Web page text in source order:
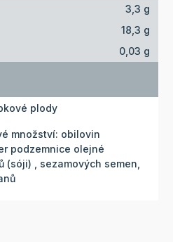
3,3 g
18,3 g
0,03 g
plody
množství: obilovin
podzemnice olejné
(sóji) , sezamových semen,